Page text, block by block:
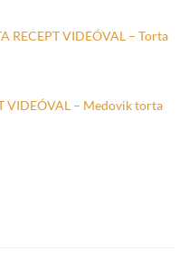
RECEPT VIDEÓVAL – Torta
VIDEÓVAL – Medovik torta